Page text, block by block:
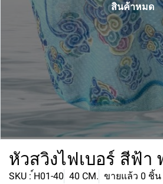
สินค้าหมด
หัวสวิงไฟเบอร์ สีฟ้า
SKU : ์H01-40 40 CM. ขายแล้ว 0 ชิ้น